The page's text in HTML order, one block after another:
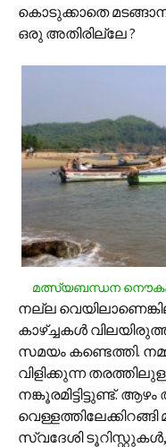
കൊടുക്കാതെ
ഒരു അതിരില്ലേ ?
മത്സ്യബന്ധന
നല്ല
കാഴ്ച്ചകള്‍
സമയം കണ്ടെത്തി.
വിളിക്കുന്ന
നങ്കൂരമിട്ടിട്ടുണ്ട്.
സ്വദേശി ടൂറിസ്റ്റുകള്‍,